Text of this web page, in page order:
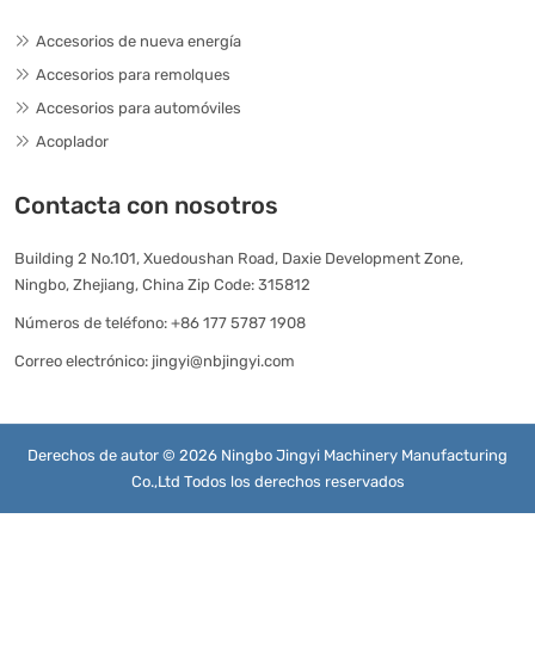
Accesorios de nueva energía
Accesorios para remolques
Accesorios para automóviles
Acoplador
Contacta con nosotros
Building 2 No.101, Xuedoushan Road, Daxie Development Zone,
Ningbo, Zhejiang, China Zip Code: 315812
Números de teléfono: +86 177 5787 1908
Correo electrónico: jingyi@nbjingyi.com
Derechos de autor © 2026 Ningbo Jingyi Machinery Manufacturing
Co.,Ltd Todos los derechos reservados